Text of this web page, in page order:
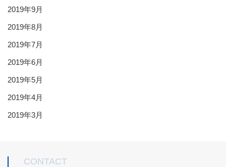
2019年9月
2019年8月
2019年7月
2019年6月
2019年5月
2019年4月
2019年3月
CONTACT